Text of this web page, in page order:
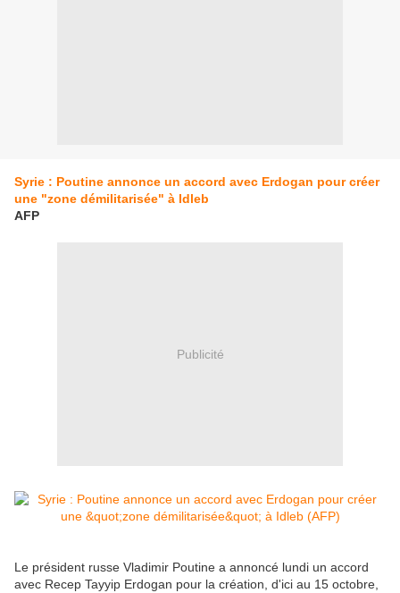
Syrie : Poutine annonce un accord avec Erdogan pour créer
une "zone démilitarisée" à Idleb
AFP
Publicité
Le président russe Vladimir Poutine a annoncé lundi un accord
avec Recep Tayyip Erdogan pour la création, d'ici au 15 octobre,